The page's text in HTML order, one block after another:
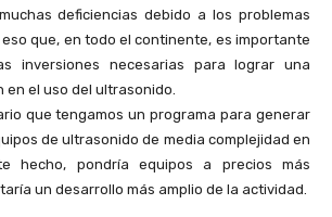
deficiencias debido a los problemas
que, en todo el continente, es importante
inversiones necesarias para lograr una
el uso del ultrasonido.
que tengamos un programa para generar
de ultrasonido de media complejidad en
hecho, pondría equipos a precios más
un desarrollo más amplio de la actividad.